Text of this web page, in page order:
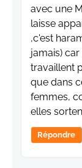
avec une
laisse
,c'est
jamais)
travaillent
que dans
femmes,
elles
Répondre